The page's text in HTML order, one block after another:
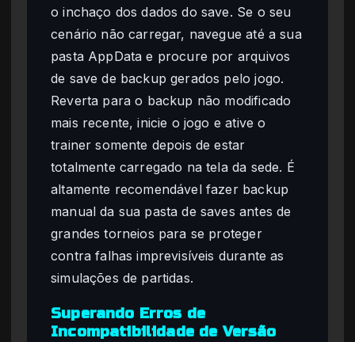
o inchaço dos dados do save. Se o seu
cenário não carregar, navegue até a sua
pasta AppData e procure por arquivos
de save de backup gerados pelo jogo.
Reverta para o backup não modificado
mais recente, inicie o jogo e ative o
trainer somente depois de estar
totalmente carregado na tela da sede. É
altamente recomendável fazer backup
manual da sua pasta de saves antes de
grandes torneios para se proteger
contra falhas imprevisíveis durante as
simulações de partidas.
Superando Erros de
Incompatibilidade de Versão